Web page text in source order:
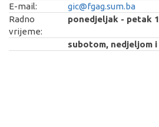
E-mail:
gic@fgag.sum.ba
Radno
vrijeme:
ponedjeljak - petak
subotom, nedjeljom